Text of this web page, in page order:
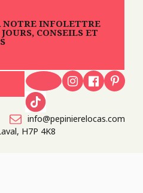
NOTRE INFOLETTRE
CONSEILS ET
info@pepinierelocas.com
H7P 4K8